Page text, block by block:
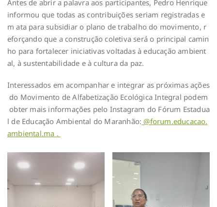
Antes de abrir a palavra aos participantes, Pedro Henrique
informou que todas as contribuições seriam registradas e
m ata para subsidiar o plano de trabalho do movimento, r
eforçando que a construção coletiva será o principal camin
ho para fortalecer iniciativas voltadas à educação ambient
al, à sustentabilidade e à cultura da paz.
Interessados em acompanhar e integrar as próximas ações
do Movimento de Alfabetização Ecológica Integral podem
obter mais informações pelo Instagram do Fórum Estadua
l de Educação Ambiental do Maranhão: @forum.educacao.
ambiental.ma .